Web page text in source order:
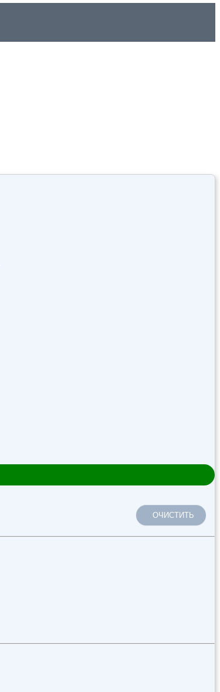
ОЧИСТИТЬ